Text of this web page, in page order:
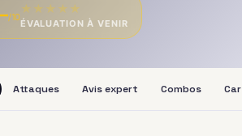
/10
★ ★ ★ ★ ★
ÉVALUATION À VENIR
Attaques Avis expert Combos